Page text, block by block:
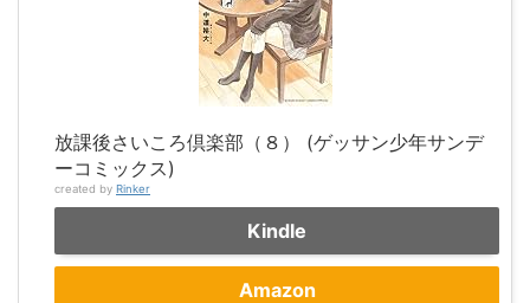
放課後さいころ倶楽部（８） (ゲッサン少年サンデ
ーコミックス)
created by Rinker
Kindle
Amazon